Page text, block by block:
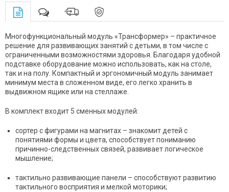
Многофункциональный модуль «Трансформер» – практичное
решение для развивающих занятий с детьми, в том числе с
ограниченными возможностями здоровья. Благодаря удобной
подставке оборудование можно использовать, как на столе,
так и на полу. Компактный и эргономичный модуль занимает
минимум места в сложенном виде, его легко хранить в
выдвижном ящике или на стеллаже.
В комплект входит 5 сменных модулей:
сортер с фигурами на магнитах – знакомит детей с
понятиями формы и цвета, способствует пониманию
причинно-следственных связей, развивает логическое
мышление;
тактильно развивающие панели – способствуют развитию
тактильного восприятия и мелкой моторики;